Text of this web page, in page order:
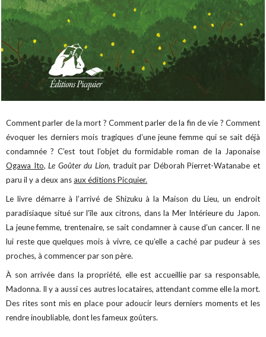
Comment parler de la mort ? Comment parler de la fin de vie ? Comment
évoquer les derniers mois tragiques d’une jeune femme qui se sait déjà
condamnée ? C’est tout l’objet du formidable roman de la Japonaise
Ogawa Ito,Le Goûter du Lion, traduit par Déborah Pierret-Watanabe et
paru il y a deux ansaux éditions Picquier.
Le livre démarre à l’arrivé de Shizuku à la Maison du Lieu, un endroit
paradisiaque situé sur l’île aux citrons, dans la Mer Intérieure du Japon.
La jeune femme, trentenaire, se sait condamner à cause d’un cancer. Il ne
lui reste que quelques mois à vivre, ce qu’elle a caché par pudeur à ses
proches, à commencer par son père.
À son arrivée dans la propriété, elle est accueillie par sa responsable,
Madonna. Il y a aussi ces autres locataires, attendant comme elle la mort.
Des rites sont mis en place pour adoucir leurs derniers moments et les
rendre inoubliable, dont les fameux goûters.